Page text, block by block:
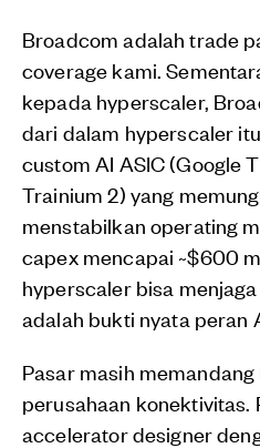
Broadcom adalah trade
coverage kami.
kepada hyperscaler,
dari dalam hyperscaler
custom AI ASIC (Google
Trainium 2) yang
menstabilkan operating
capex mencapai ~$600
hyperscaler bisa
adalah bukti nyata peran
Pasar masih
perusahaan konektivitas.
accelerator designer